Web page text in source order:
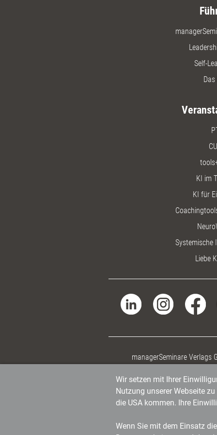
Self-
KI im
KI für
Systemische
Liebe
managerSeminare Verlags
Wir setzen mit Ihrer
Nutzung unserer Webseite
die USA kommen. Ihre
Wenn Sie mit dem Einsatz